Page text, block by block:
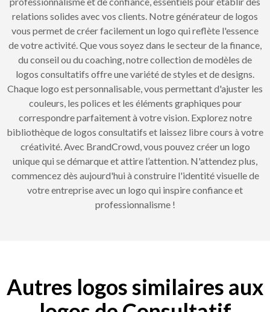
relations solides avec vos clients. Notre générateur de logos
vous permet de créer facilement un logo qui reflète l'essence
de votre activité. Que vous soyez dans le secteur de la finance,
du conseil ou du coaching, notre collection de modèles de
logos consultatifs offre une variété de styles et de designs.
Chaque logo est personnalisable, vous permettant d'ajuster les
couleurs, les polices et les éléments graphiques pour
correspondre parfaitement à votre vision. Explorez notre
bibliothèque de logos consultatifs et laissez libre cours à votre
créativité. Avec BrandCrowd, vous pouvez créer un logo
unique qui se démarque et attire l’attention. N'attendez plus,
commencez dès aujourd'hui à construire l'identité visuelle de
votre entreprise avec un logo qui inspire confiance et
professionnalisme !
Autres logos similaires aux